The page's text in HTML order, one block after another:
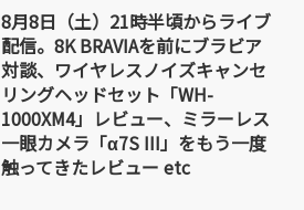
8月8日（土）21時半頃からライブ
配信。8K BRAVIAを前にブラビア
対談、ワイヤレスノイズキャンセ
リングヘッドセット「WH-
1000XM4」レビュー、ミラーレス
一眼カメラ「α7S III」をもう一度
触ってきたレビュー etc